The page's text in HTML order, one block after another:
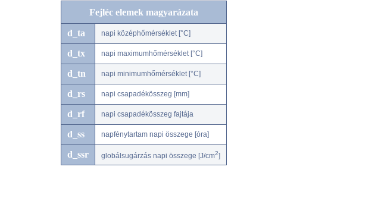
Fejléc elemek magyarázata
d_ta napi középhőmérséklet [°C]
d_tx napi maximumhőmérséklet [°C]
d_tn napi minimumhőmérséklet [°C]
d_rs napi csapadékösszeg [mm]
d_rf napi csapadékösszeg fajtája
d_ss napfénytartam napi összege [óra]
d_ssr globálsugárzás napi összege [J/cm2]